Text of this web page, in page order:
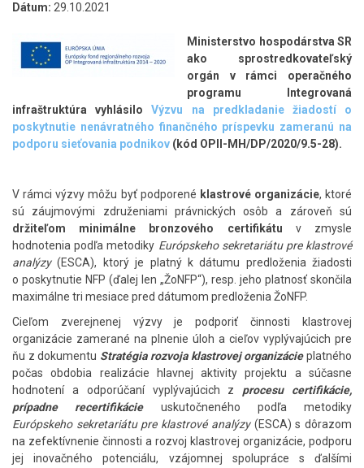
Dátum: 29.10.2021
Ministerstvo hospodárstva SR
ako sprostredkovateľský
orgán v rámci operačného
programu Integrovaná
infraštruktúra vyhlásiloVýzvu na predkladanie žiadostí o
poskytnutie nenávratného finančného príspevku zameranú na
podporu sieťovania podnikov (kód OPII-MH/DP/2020/9.5-28).
V rámci výzvy môžu byť podporené klastrové organizácie, ktoré
sú záujmovými združeniami právnických osôb a zároveň sú
držiteľom minimálne bronzového certifikátu v zmysle
hodnotenia podľa metodiky Európskeho sekretariátu pre klastrové
analýzy(ESCA), ktorý je platný k dátumu predloženia žiadosti
o poskytnutie NFP (ďalej len „ŽoNFP“), resp. jeho platnosť skončila
maximálne tri mesiace pred dátumom predloženia ŽoNFP.
Cieľom zverejnenej výzvy je podporiť činnosti klastrovej
organizácie zamerané na plnenie úloh a cieľov vyplývajúcich pre
ňu z dokumentu Stratégia rozvoja klastrovej organizácieplatného
počas obdobia realizácie hlavnej aktivity projektu a súčasne
hodnotení a odporúčaní vyplývajúcich z procesu certifikácie,
prípadne recertifikácieuskutočneného podľa metodiky
Európskeho sekretariátu pre klastrové analýzy(ESCA) s dôrazom
na zefektívnenie činnosti a rozvoj klastrovej organizácie, podporu
jej inovačného potenciálu, vzájomnej spolupráce s ďalšími